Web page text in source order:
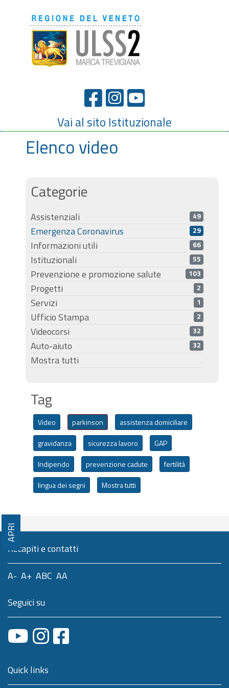
Vai al sito Istituzionale
Elenco video
Categorie
Assistenziali 49
Emergenza Coronavirus 29
Informazioni utili 66
Istituzionali 55
Prevenzione e promozione salute 103
Progetti 2
Servizi 1
Ufficio Stampa 2
Videocorsi 32
Auto-aiuto 32
Mostra tutti
Tag
Video parkinson
assistenza domiciliare
gravidanza
sicurezza lavoro
GAP
Indipendo
prevenzione cadute
fertilità
lingua dei segni
Mostra tutti
APRI
Recapiti e contatti
A- A+ ABC AA
Seguici su
Quick links